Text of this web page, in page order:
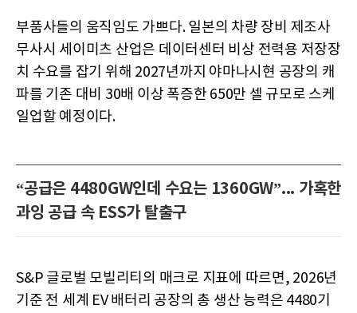
부품사들의 움직임도 가쁘다. 일본의 차량 장비 제조사
무사시 세이미츠 산업은 데이터센터 비상 전력용 저장장
치 수요를 잡기 위해 2027년까지 야마나시현 공장의 캐
파를 기존 대비 30배 이상 폭증한 650만 셀 규모로 스케
일업할 예정이다.
“공급은 4480GW인데 수요는 1360GW”... 가혹한
과잉 공급 속 ESS가 탈출구
S&P 글로벌 모빌리티의 매크로 지표에 따르면, 2026년
기준 전 세계 EV 배터리 공장의 총 생산 능력은 4480기